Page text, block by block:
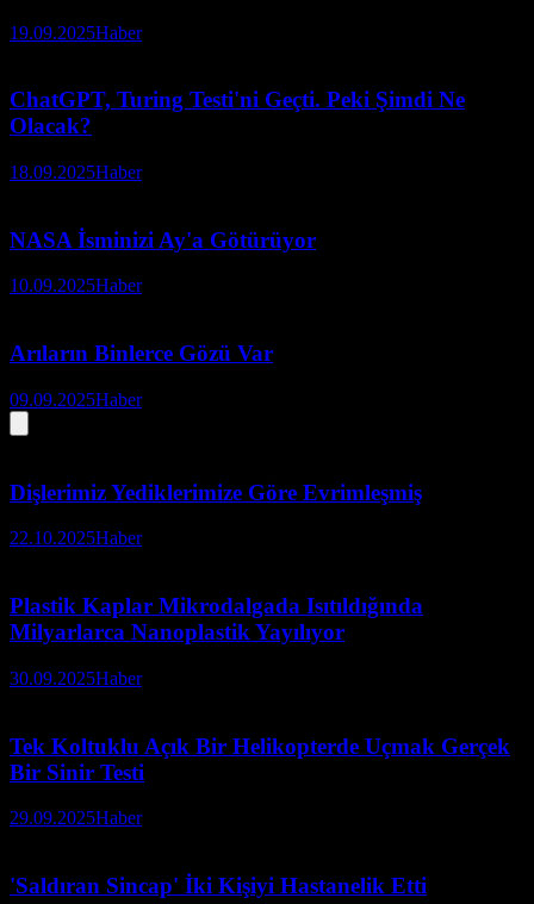
19.09.2025Haber
ChatGPT, Turing Testi'ni Geçti. Peki Şimdi Ne
Olacak?
18.09.2025Haber
NASA İsminizi Ay'a Götürüyor
10.09.2025Haber
Arıların Binlerce Gözü Var
09.09.2025Haber
Dişlerimiz Yediklerimize Göre Evrimleşmiş
22.10.2025Haber
Plastik Kaplar Mikrodalgada Isıtıldığında
Milyarlarca Nanoplastik Yayılıyor
30.09.2025Haber
Tek Koltuklu Açık Bir Helikopterde Uçmak Gerçek
Bir Sinir Testi
29.09.2025Haber
'Saldıran Sincap' İki Kişiyi Hastanelik Etti